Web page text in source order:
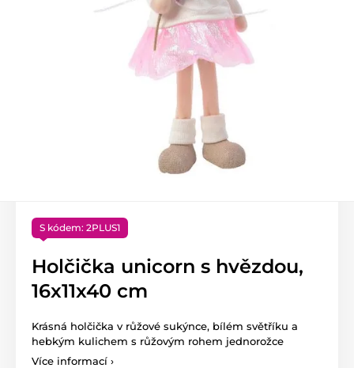
S kódem: 2PLUS1
Holčička unicorn s hvězdou,
16x11x40 cm
Krásná holčička v růžové sukýnce, bílém světříku a
hebkým kulichem s růžovým rohem jednorožce
Více informací ›